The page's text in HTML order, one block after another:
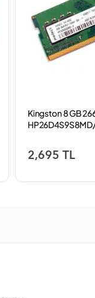
Kingston 8 GB
2,695 TL